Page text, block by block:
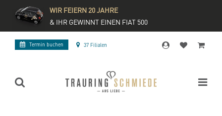
WIR FEIERN 20 JAHRE
& IHR GEWINNT EINEN FIAT 500
Termin buchen 37 Filialen